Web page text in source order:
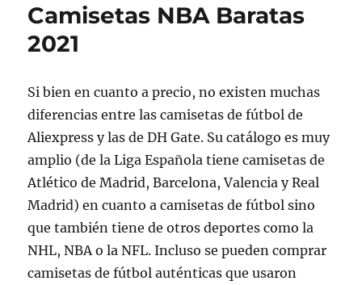
Camisetas NBA Baratas
2021
Si bien en cuanto a precio, no existen muchas
diferencias entre las camisetas de fútbol de
Aliexpress y las de DH Gate. Su catálogo es muy
amplio (de la Liga Española tiene camisetas de
Atlético de Madrid, Barcelona, Valencia y Real
Madrid) en cuanto a camisetas de fútbol sino
que también tiene de otros deportes como la
NHL, NBA o la NFL. Incluso se pueden comprar
camisetas de fútbol auténticas que usaron